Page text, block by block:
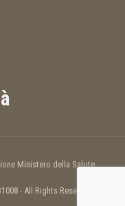
Ministero della Salute
- All Rights Reserved.